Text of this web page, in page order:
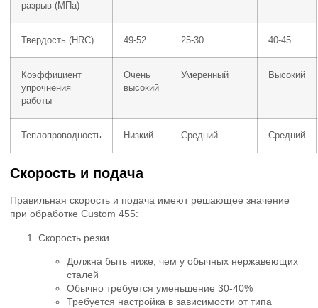
разрыв (МПа)
Твердость (HRC) 49-52 25-30 40-45
Коэффициент
упрочнения
работы
Очень
высокий
Умеренный Высокий
Теплопроводность Низкий Средний Средний
Скорость и подача
Правильная скорость и подача имеют решающее значение
при обработке Custom 455:
Скорость резки
Должна быть ниже, чем у обычных нержавеющих
сталей
Обычно требуется уменьшение 30-40%
Требуется настройка в зависимости от типа